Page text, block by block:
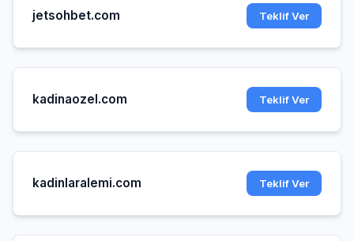
jetsohbet.com Teklif Ver
kadinaozel.com Teklif Ver
kadinlaralemi.com Teklif Ver